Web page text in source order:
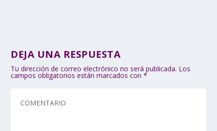
DEJA UNA RESPUESTA
Tu dirección de correo electrónico no será publicada. Los
campos obligatorios están marcados con*